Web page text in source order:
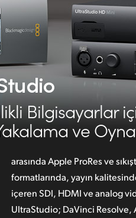
Bilgisayarlar
ve
arasında Apple ProRes ve
formatlarında,yayın
içeren SDI, HDMI ve analog
UltraStudio; DaVinci Resolve,